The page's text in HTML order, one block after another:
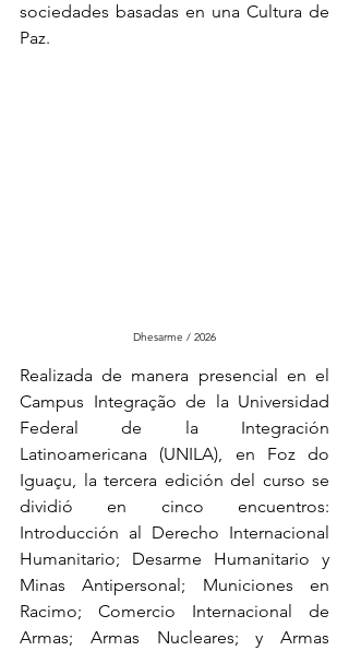
sociedades basadas en una Cultura de
Paz.
Dhesarme / 2026
Realizada de manera presencial en el
Campus Integração de la Universidad
Federal de la Integración
Latinoamericana (UNILA), en Foz do
Iguaçu, la tercera edición del curso se
dividió en cinco encuentros:
Introducción al Derecho Internacional
Humanitario; Desarme Humanitario y
Minas Antipersonal; Municiones en
Racimo; Comercio Internacional de
Armas; Armas Nucleares; y Armas